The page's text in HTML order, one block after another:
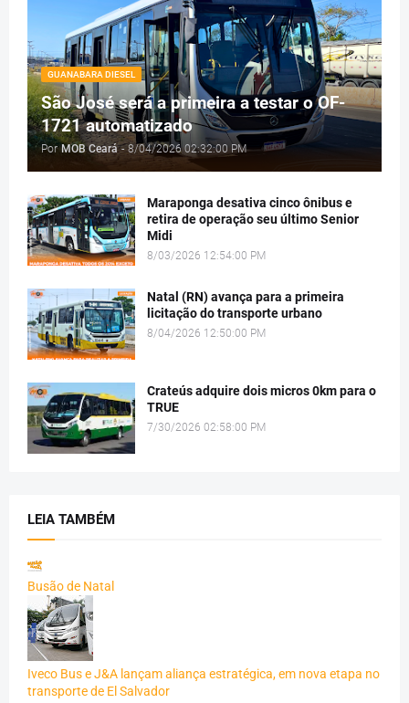
GUANABARA DIESEL
São José será a primeira a testar o OF-
1721 automatizado
Por MOB Ceará - 8/04/2026 02:32:00 PM
Maraponga desativa cinco ônibus e
retira de operação seu último Senior
Midi
8/03/2026 12:54:00 PM
Natal (RN) avança para a primeira
licitação do transporte urbano
8/04/2026 12:50:00 PM
Crateús adquire dois micros 0km para o
TRUE
7/30/2026 02:58:00 PM
LEIA TAMBÉM
Busão de Natal
Iveco Bus e J&A lançam aliança estratégica, em nova etapa no
transporte de El Salvador